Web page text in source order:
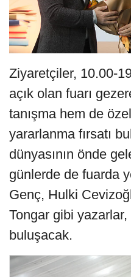
Ziyaretçiler, 10.00-
açık olan fuarı
tanışma hem de
yararlanma fırsatı
dünyasının önde
günlerde de fuarda
Genç, Hulki
Tongar gibi
buluşacak.